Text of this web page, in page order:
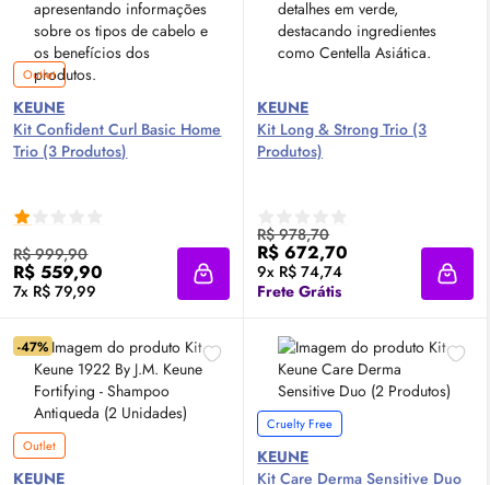
Outlet
KEUNE
Kit Confident Curl Basic Home
Trio (3 Produtos)
R$ 999,90
R$ 559,90
7x R$ 79,99 Adicionar à sacola
KEUNE
Kit Long & Strong Trio (3
Produtos)
R$ 978,70
R$ 672,70
9x R$ 74,74
Frete Grátis
-47%
Outlet
KEUNE
Cruelty Free
KEUNE
Kit Care Derma Sensitive Duo